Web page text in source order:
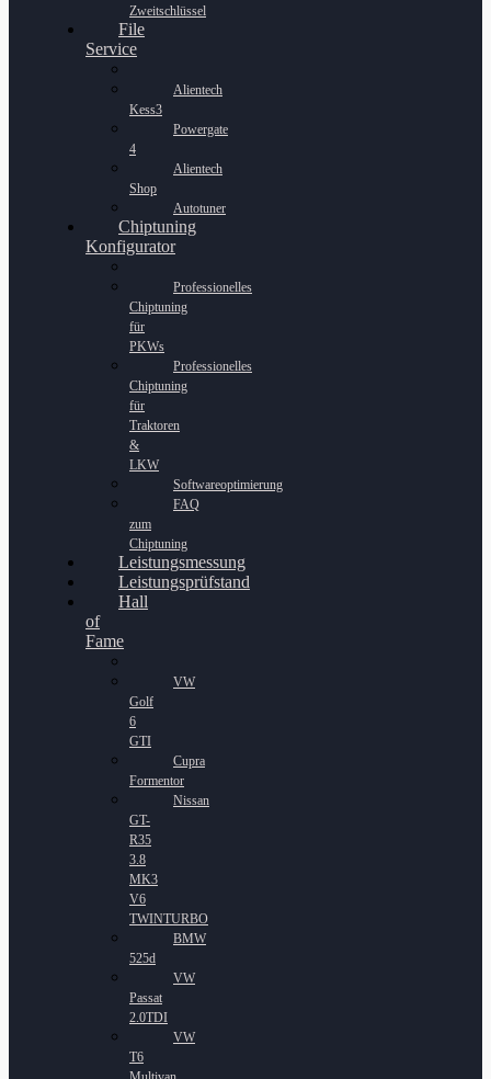
Zweitschlüssel
File
Service
Alientech
Kess3
Powergate
4
Alientech
Shop
Autotuner
Chiptuning
Konfigurator
Professionelles
Chiptuning
für
PKWs
Professionelles
Chiptuning
für
Traktoren
&
LKW
Softwareoptimierung
FAQ
zum
Chiptuning
Leistungsmessung
Leistungsprüfstand
Hall
of
Fame
VW
Golf
6
GTI
Cupra
Formentor
Nissan
GT-
R35
3.8
MK3
V6
TWINTURBO
BMW
525d
VW
Passat
2.0TDI
VW
T6